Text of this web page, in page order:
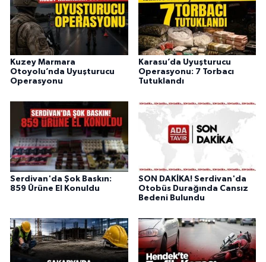
Kuzey Marmara
Otoyolu’nda Uyuşturucu
Operasyonu
Karasu’da Uyuşturucu
Operasyonu: 7 Torbacı
Tutuklandı
Serdivan'da Şok Baskın:
859 Ürüne El Konuldu
SON DAKİKA! Serdivan'da
Otobüs Durağında Cansız
Bedeni Bulundu